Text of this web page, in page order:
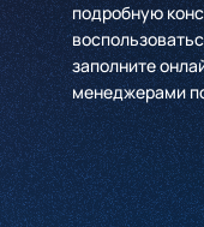
подробную
заполните
менеджерами
Имя*